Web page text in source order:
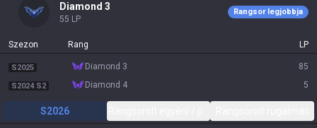
diamond 3
55 LP
Rangsor legjobbja
Szezon Rang LP
S2025 diamond 3 85
S2024 S2 diamond 4 5
S2026